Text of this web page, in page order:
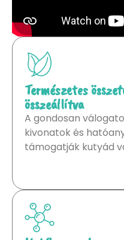
Természetes
összeállítva
A gondosan
kivonatok és
támogatják kutyád